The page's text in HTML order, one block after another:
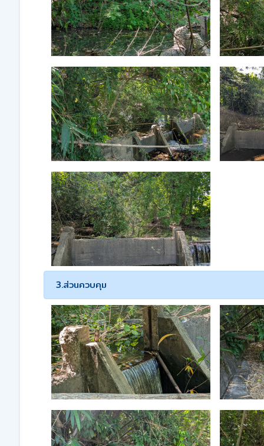
3.ส่วนควบคุม